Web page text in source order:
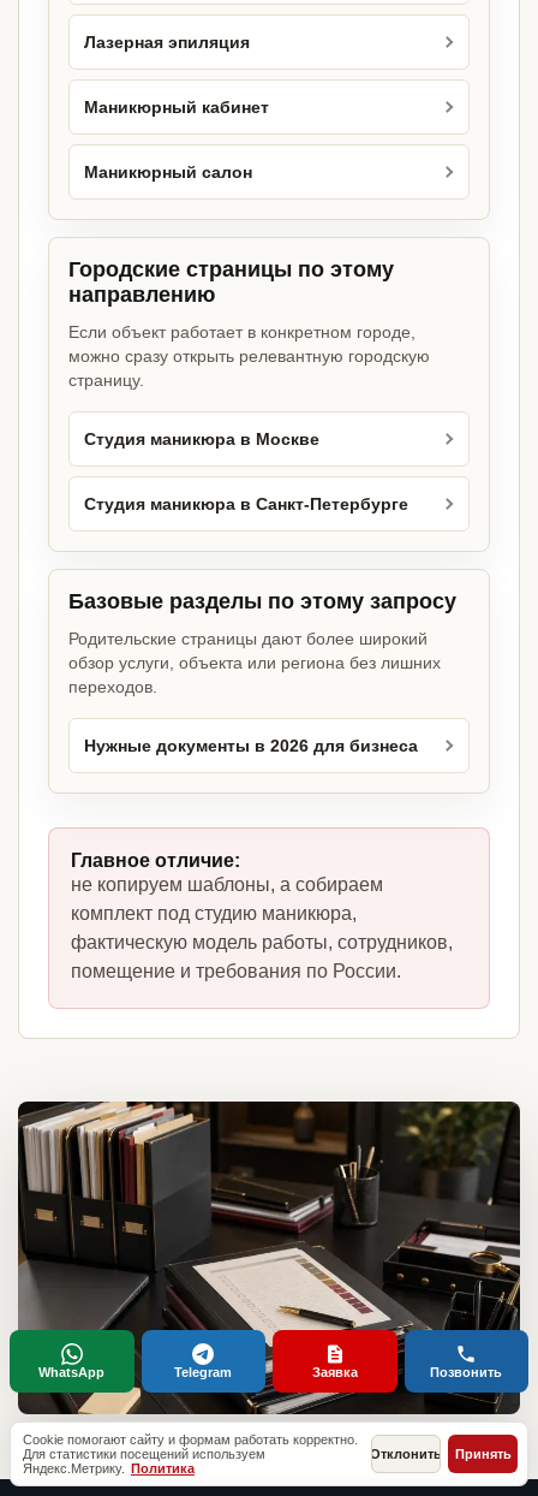
Лазерная эпиляция
Маникюрный кабинет
Маникюрный салон
Городские страницы по этому
направлению
Если объект работает в конкретном городе,
можно сразу открыть релевантную городскую
страницу.
Студия маникюра в Москве
Студия маникюра в Санкт-Петербурге
Базовые разделы по этому запросу
Родительские страницы дают более широкий
обзор услуги, объекта или региона без лишних
переходов.
Нужные документы в 2026 для бизнеса
Главное отличие:
не копируем шаблоны, а собираем
комплект под студию маникюра,
фактическую модель работы, сотрудников,
помещение и требования по России.
Cookie помогают сайту и формам работать корректно.
Для статистики посещений используем
Яндекс.Метрику. Политика
Отклонить Принять
WhatsApp Telegram Заявка Позвонить